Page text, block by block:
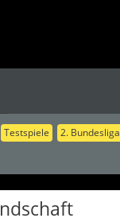
Testspiele 2. Bundesliga